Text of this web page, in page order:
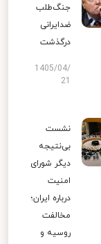
جنگ‌طلب
ضدایرانی
درگذشت
1405/04/
نشست
بی‌نتیجه
دیگر شورای
امنیت
درباره ایران؛
مخالفت
روسیه و